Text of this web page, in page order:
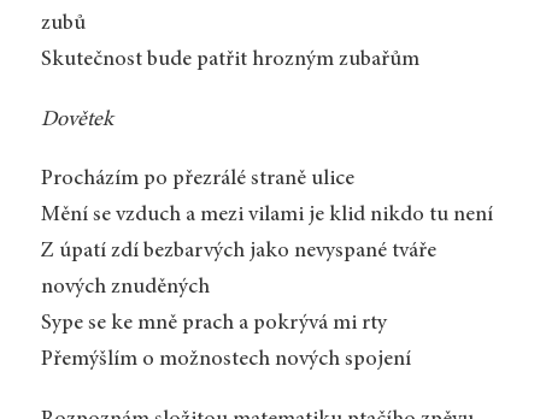
zubů
Skutečnost bude patřit hrozným zubařům
Dovětek
Procházím po přezrálé straně ulice
Mění se vzduch a mezi vilami je klid nikdo tu není
Z úpatí zdí bezbarvých jako nevyspané tváře
nových znuděných
Sype se ke mně prach a pokrývá mi rty
Přemýšlím o možnostech nových spojení